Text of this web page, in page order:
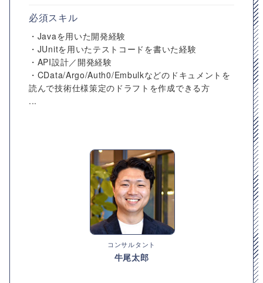
必須スキル
・Javaを用いた開発経験
・JUnitを用いたテストコードを書いた経験
・API設計／開発経験
・CData/Argo/Auth0/Embulkなどのドキュメントを
読んで技術仕様策定のドラフトを作成できる方
...
コンサルタント
牛尾太郎